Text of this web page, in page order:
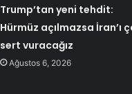
Trump’tan yeni tehdit:
Hürmüz açılmazsa İran’ı
sert vuracağız
Ağustos 6, 2026